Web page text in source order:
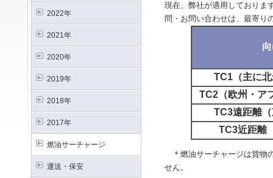
2022年
2021年
2020年
2019年
2018年
2017年
燃油サーチャージ
運送・保安
現在、弊社が適用しておりま
問・お問い合わせは、最寄り
TC1（主に
TC2（欧州・ア
TC3遠距離
TC3近距離
＊燃油サーチャージは貨物
せん。